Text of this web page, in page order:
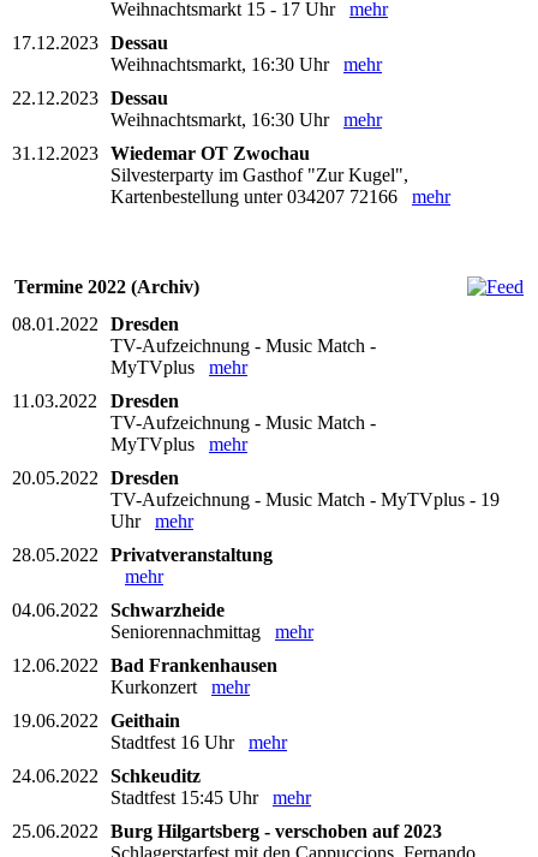
Weihnachtsmarkt 15 - 17 Uhr mehr
17.12.2023 Dessau
Weihnachtsmarkt, 16:30 Uhr mehr
22.12.2023 Dessau
Weihnachtsmarkt, 16:30 Uhr mehr
31.12.2023 Wiedemar OT Zwochau
Silvesterparty im Gasthof "Zur Kugel",
Kartenbestellung unter 034207 72166 mehr
Termine 2022 (Archiv)
08.01.2022
Dresden
TV-Aufzeichnung - Music Match -
MyTVplus mehr
11.03.2022
Dresden
TV-Aufzeichnung - Music Match -
MyTVplus mehr
20.05.2022
Dresden
TV-Aufzeichnung - Music Match - MyTVplus - 19
Uhr mehr
28.05.2022
Privatveranstaltung
mehr
04.06.2022
Schwarzheide
Seniorennachmittag mehr
12.06.2022
Bad Frankenhausen
Kurkonzert mehr
19.06.2022
Geithain
Stadtfest 16 Uhr mehr
24.06.2022
Schkeuditz
Stadtfest 15:45 Uhr mehr
25.06.2022
Burg Hilgartsberg - verschoben auf 2023
Schlagerstarfest mit den Cappuccions. Fernando